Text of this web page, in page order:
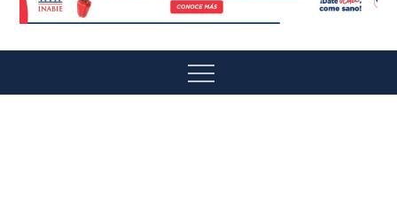
Menu